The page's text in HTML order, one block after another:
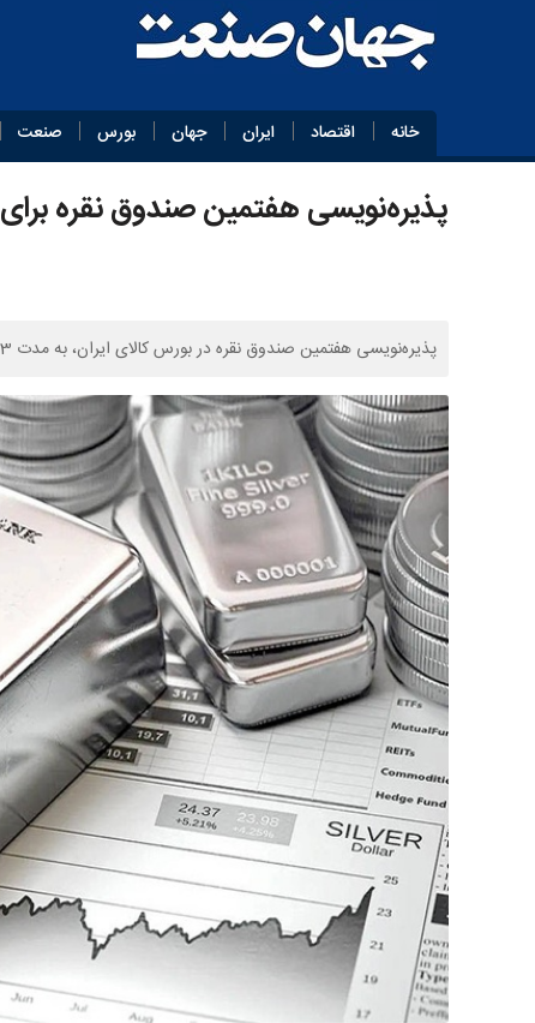
خانه اقتصاد ایران جهان بورس صنعت
پذیره‌نویسی هفتمین صندوق نقره برای ۳ روز تمدید شد
پذیره‌نویسی هفتمین صندوق نقره در بورس کالای ایران، به مدت 3 روز کاری تمدید شد.